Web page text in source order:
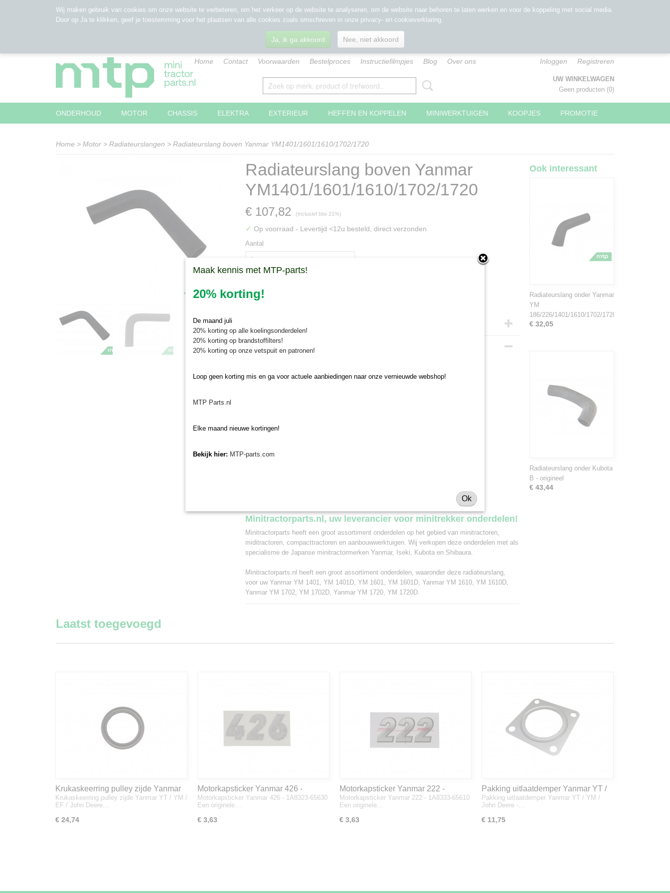
Home Contact Voorwaarden Bestelproces Instructiefilmpjes Blog Over ons Inloggen Registreren
UW WINKELWAGEN
Geen producten (0)
ONDERHOUD MOTOR CHASSIS ELEKTRA EXTERIEUR HEFFEN EN KOPPELEN MINIWERKTUIGEN KOOPJES PROMOTIE
Home > Motor > Radiateurslangen > Radiateurslang boven Yanmar YM1401/1601/1610/1702/1720
Radiateurslang boven Yanmar
YM1401/1601/1610/1702/1720
€ 107,82 (inclusief btw 21%)
✓ Op voorraad - Levertijd <12u besteld, direct verzonden
Aantal
Bruto gewicht
Omschrijving
Yanmar onderdeelnummer: 121450-49010
Minitractorparts.nl, uw leverancier voor minitrekker onderdelen!
Minitractorparts heeft een groot assortiment onderdelen op het gebied van minitractoren,
miditractoren, compacttractoren en aanbouwwerktuigen. Wij verkopen deze onderdelen met als
specialisme de Japanse minitractormerken Yanmar, Iseki, Kubota en Shibaura.
Minitractorparts.nl heeft een groot assortiment onderdelen, waaronder deze radiateurslang,
voor uw Yanmar YM 1401, YM 1401D, YM 1601, YM 1601D, Yanmar YM 1610, YM 1610D,
Yanmar YM 1702, YM 1702D, Yanmar YM 1720, YM 1720D.
Ook interessant
Radiateurslang onder Yanmar
YM
186/226/1401/1610/1702/1720
€ 32,05
Radiateurslang onder Kubota
B - origineel
€ 43,44
Laatst toegevoegd
Krukaskeerring pulley zijde Yanmar
YT / YM / EF / John Deere - 119934-
01800
Krukaskeerring pulley zijde Yanmar YT / YM /
EF / John Deere…
€ 24,74
Motorkapsticker Yanmar 426 -
1A8323-65630
Motorkapsticker Yanmar 426 - 1A8323-65630
Een originele…
€ 3,63
Motorkapsticker Yanmar 222 -
1A8333-65610
Motorkapsticker Yanmar 222 - 1A8333-65610
Een originele…
€ 3,63
Pakking uitlaatdemper Yanmar YT /
YM / John Deere - 128300-13230
Pakking uitlaatdemper Yanmar YT / YM /
John Deere -…
€ 11,75
Wij maken gebruik van cookies om onze website te verbeteren, om het verkeer op de website te analyseren, om de website naar behoren te laten werken en voor de koppeling met social media.
Door op Ja te klikken, geef je toestemming voor het plaatsen van alle cookies zoals omschreven in onze privacy- en cookieverklaring.
Ja, ik ga akkoord Nee, niet akkoord
Maak kennis met MTP-parts!
20% korting!
De maand juli
20% korting op alle koelingsonderdelen!
20% korting op brandstoffilters!
20% korting op onze vetspuit en patronen!
Loop geen korting mis en ga voor actuele aanbiedingen naar onze vernieuwde webshop!
MTP Parts.nl
Elke maand nieuwe kortingen!
Bekijk hier: MTP-parts.com
Ok